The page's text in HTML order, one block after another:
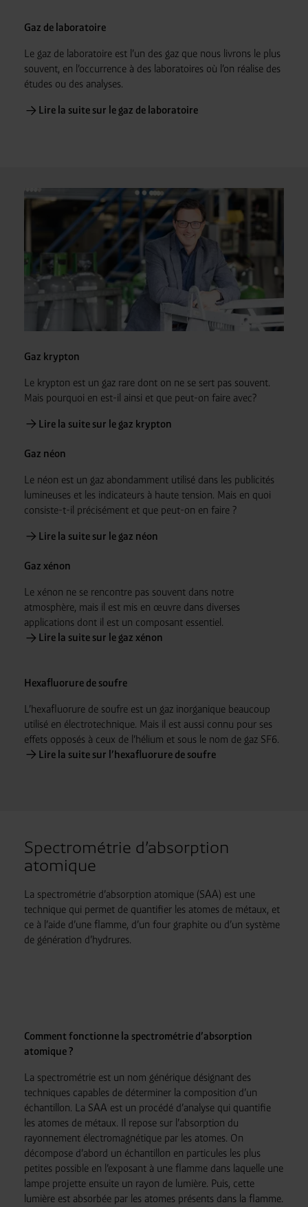
Gaz de laboratoire
Le gaz de laboratoire est l’un des gaz que nous livrons le plus
souvent, en l’occurrence à des laboratoires où l’on réalise des
études ou des analyses.
Lire la suite sur le gaz de laboratoire
Gaz krypton
Le krypton est un gaz rare dont on ne se sert pas souvent.
Mais pourquoi en est-il ainsi et que peut-on faire avec?
Lire la suite sur le gaz krypton
Gaz néon
Le néon est un gaz abondamment utilisé dans les publicités
lumineuses et les indicateurs à haute tension. Mais en quoi
consiste-t-il précisément et que peut-on en faire ?
Lire la suite sur le gaz néon
Gaz xénon
Le xénon ne se rencontre pas souvent dans notre
atmosphère, mais il est mis en œuvre dans diverses
applications dont il est un composant essentiel.
Lire la suite sur le gaz xénon
Hexafluorure de soufre
L’hexafluorure de soufre est un gaz inorganique beaucoup
utilisé en électrotechnique. Mais il est aussi connu pour ses
effets opposés à ceux de l’hélium et sous le nom de gaz SF6.
Lire la suite sur l’hexafluorure de soufre
Spectrométrie d’absorption
atomique
La spectrométrie d’absorption atomique (SAA) est une
technique qui permet de quantifier les atomes de métaux, et
ce à l’aide d’une flamme, d’un four graphite ou d’un système
de génération d’hydrures.
Comment fonctionne la spectrométrie d’absorption
atomique ?
La spectrométrie est un nom générique désignant des
techniques capables de déterminer la composition d’un
échantillon. La SAA est un procédé d’analyse qui quantifie
les atomes de métaux. Il repose sur l’absorption du
rayonnement électromagnétique par les atomes. On
décompose d’abord un échantillon en particules les plus
petites possible en l’exposant à une flamme dans laquelle une
lampe projette ensuite un rayon de lumière. Puis, cette
lumière est absorbée par les atomes présents dans la flamme.